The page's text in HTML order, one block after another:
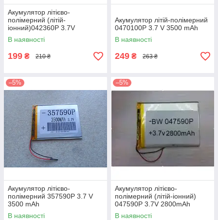
Акумулятор літієво-
полімерний (літій-
іонний)042360P 3.7V
1000mAh
В наявності
199 ₴ 210 ₴
Акумулятор літій-полімерний
0470100P 3.7 V 3500 mAh
В наявності
249 ₴ 263 ₴
–5%
Акумулятор літієво-
полімерний 357590P 3.7 V
3500 mAh
В наявності
–5%
Акумулятор літієво-
полімерний (літій-іонний)
047590P 3.7V 2800mAh
В наявності